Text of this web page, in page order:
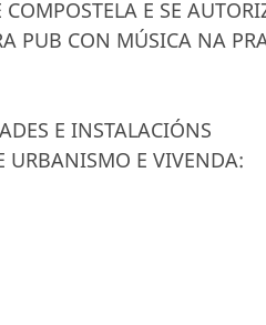
E SE
PUB CON MÚSICA NA
E INSTALACIÓNS
URBANISMO E VIVENDA: